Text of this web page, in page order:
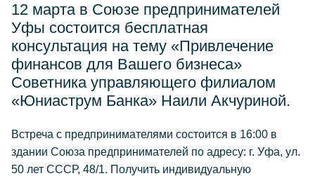
12 марта в Союзе предпринимателей
Уфы состоится бесплатная
консультация на тему «Привлечение
финансов для Вашего бизнеса»
Советника управляющего филиалом
«Юниаструм Банка» Наили Акчуриной.
Встреча с предпринимателями состоится в 16:00 в
здании Союза предпринимателей по адресу: г. Уфа, ул.
50 лет СССР, 48/1. Получить индивидуальную